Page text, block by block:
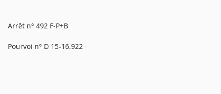
Arrêt n° 492 F-P+B
Pourvoi n° D 15-16.922